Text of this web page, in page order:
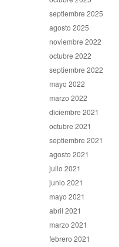
septiembre 2025
agosto 2025
noviembre 2022
octubre 2022
septiembre 2022
mayo 2022
marzo 2022
diciembre 2021
octubre 2021
septiembre 2021
agosto 2021
julio 2021
junio 2021
mayo 2021
abril 2021
marzo 2021
febrero 2021